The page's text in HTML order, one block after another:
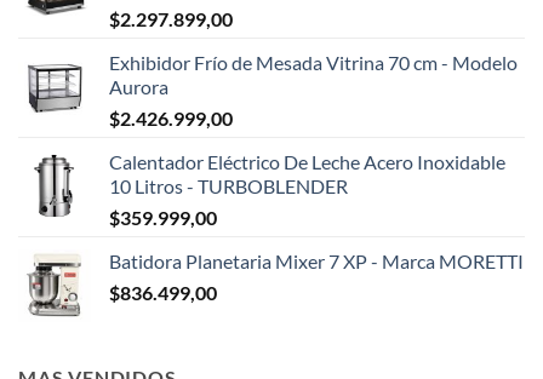
$2.297.899,00
Exhibidor Frío de Mesada Vitrina 70 cm - Modelo
Aurora
$2.426.999,00
Calentador Eléctrico De Leche Acero Inoxidable
10 Litros - TURBOBLENDER
$359.999,00
Batidora Planetaria Mixer 7 XP - Marca MORETTI
$836.499,00